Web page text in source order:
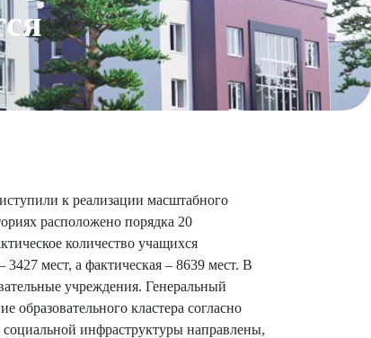
к реализации масштабного
расположено порядка 20
количество учащихся
мест, а фактическая – 8639 мест. В
учреждения. Генеральный
кластера согласно
инфраструктуры направлены,